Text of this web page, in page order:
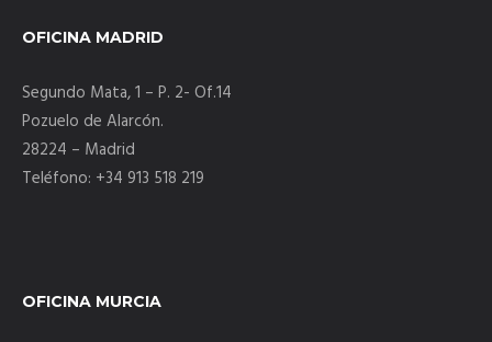
OFICINA MADRID
Segundo Mata, 1 – P. 2- Of.14
Pozuelo de Alarcón.
28224 – Madrid
Teléfono: +34 913 518 219
OFICINA MURCIA